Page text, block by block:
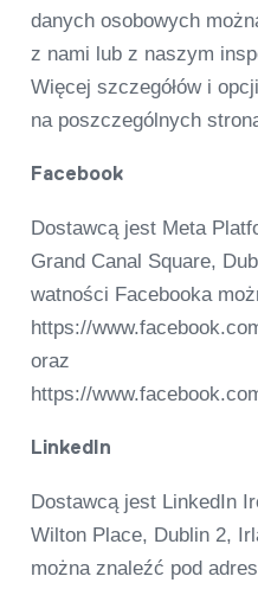
danych oso­bo­wych
z nami lub z nas­zym
Więcej szc­ze­gółów i
na poszc­ze­gól­nych
Face­book
Dostawcą jest Meta
Grand Canal Square,
wat­ności Face­booka
https://
oraz
https://
Lin­ke­dIn
Dostawcą jest Lin­ke­dIn
Wil­ton Place, Dub­lin 2,
można zna­leźć pod